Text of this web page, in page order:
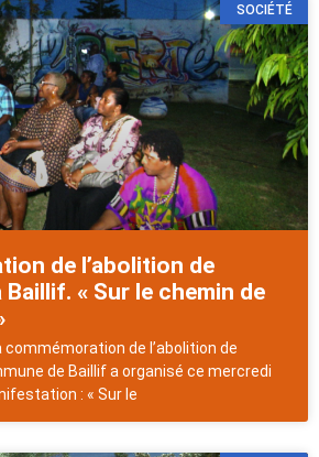
SOCIÉTÉ
de l’abolition de
Baillif. « Sur le chemin de
commémoration de l’abolition de
de Baillif a organisé ce mercredi
: « Sur le